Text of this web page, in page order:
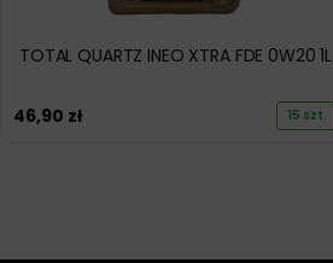
TOTAL QUARTZ INEO XTRA FDE 0W20 1L
46,90 zł 15 szt.